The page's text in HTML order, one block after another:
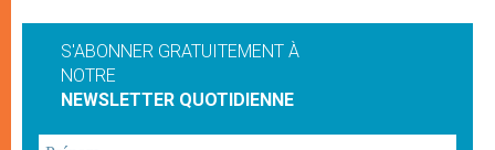
S'ABONNER GRATUITEMENT À
NOTRE
NEWSLETTER QUOTIDIENNE